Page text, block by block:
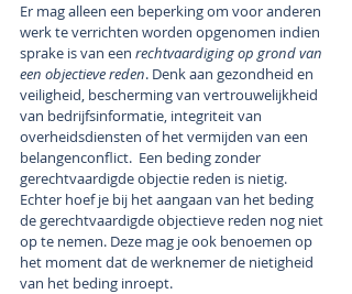
Er mag alleen een beperking om voor anderen
werk te verrichten worden opgenomen indien
sprake is van een rechtvaardiging op grond van
een objectieve reden. Denk aan gezondheid en
veiligheid, bescherming van vertrouwelijkheid
van bedrijfsinformatie, integriteit van
overheidsdiensten of het vermijden van een
belangenconflict.  Een beding zonder
gerechtvaardigde objectie reden is nietig.
Echter hoef je bij het aangaan van het beding
de gerechtvaardigde objectieve reden nog niet
op te nemen. Deze mag je ook benoemen op
het moment dat de werknemer de nietigheid
van het beding inroept.